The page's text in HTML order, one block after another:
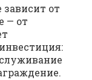
от
— от